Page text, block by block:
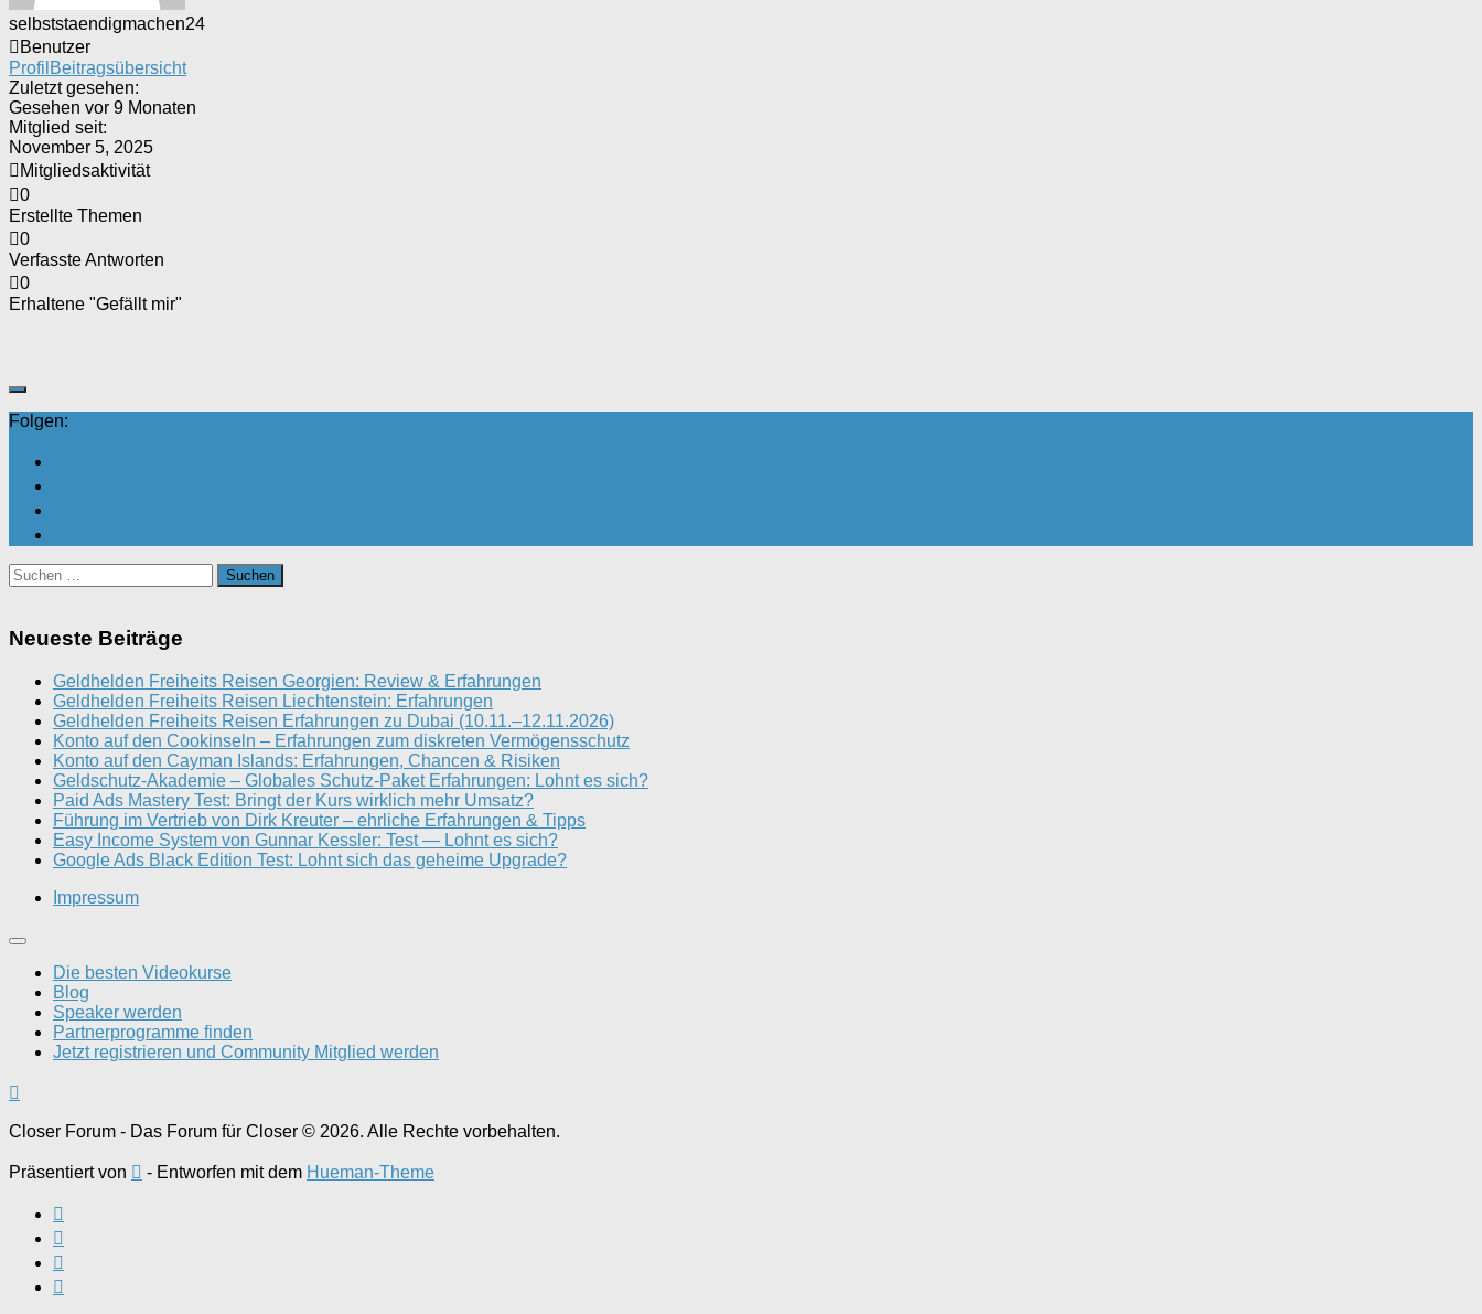
selbststaendigmachen24
Benutzer
Profil Beitragsübersicht
Zuletzt gesehen:
Gesehen vor 9 Monaten
Mitglied seit:
November 5, 2025
Mitgliedsaktivität
0
Erstellte Themen
0
Verfasste Antworten
0
Erhaltene "Gefällt mir"
Folgen:
Suchen
nach:
Neueste Beiträge
Geldhelden Freiheits Reisen Georgien: Review & Erfahrungen
Geldhelden Freiheits Reisen Liechtenstein: Erfahrungen
Geldhelden Freiheits Reisen Erfahrungen zu Dubai (10.11.–12.11.2026)
Konto auf den Cookinseln – Erfahrungen zum diskreten Vermögensschutz
Konto auf den Cayman Islands: Erfahrungen, Chancen & Risiken
Geldschutz-Akademie – Globales Schutz-Paket Erfahrungen: Lohnt es sich?
Paid Ads Mastery Test: Bringt der Kurs wirklich mehr Umsatz?
Führung im Vertrieb von Dirk Kreuter – ehrliche Erfahrungen & Tipps
Easy Income System von Gunnar Kessler: Test — Lohnt es sich?
Google Ads Black Edition Test: Lohnt sich das geheime Upgrade?
Impressum
Die besten Videokurse
Blog
Speaker werden
Partnerprogramme finden
Jetzt registrieren und Community Mitglied werden
Closer Forum - Das Forum für Closer © 2026. Alle Rechte vorbehalten.
Präsentiert von - Entworfen mit dem Hueman-Theme